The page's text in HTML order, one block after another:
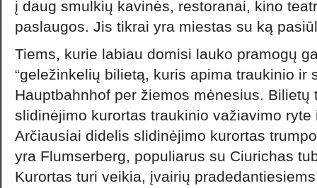
į daug smulkių kavinės, restoranai, kino
paslaugos. Jis tikrai yra miestas su ką
Tiems, kurie labiau domisi lauko pramogų
“geležinkelių bilietą, kuris apima traukinio ir
Hauptbahnhof per žiemos mėnesius. Bilietų
slidinėjimo kurortas traukinio važiavimo ryte
Arčiausiai didelis slidinėjimo kurortas
yra Flumserberg, populiarus su Ciurichas
Kurortas turi veikia, įvairių